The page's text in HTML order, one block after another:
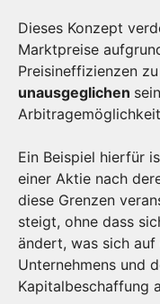
Dieses Konzept
Marktpreise
Preisineffizienzen
unausgeglichen
Ein Beispiel hierfür
einer Aktie nach
diese Grenzen
steigt, ohne dass
ändert, was sich
Unternehmens und
Kapitalbeschaffung